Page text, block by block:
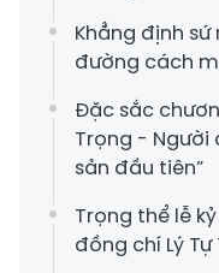
Khẳng định
đường cách
Đặc sắc
Trọng - Người
sản đầu tiên”
Trọng thể lễ
đồng chí Lý Tự